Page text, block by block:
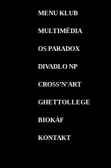
MENU KLUB
MULTIMÉDIA
OS PARADOX
DIVADLO NP
CROSS’N’ART
GHETTOLLEGE
BIOKÁF
KONTAKT